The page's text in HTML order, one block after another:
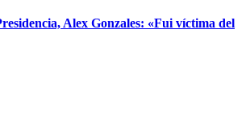
Alex Gonzales: «Fui víctima del